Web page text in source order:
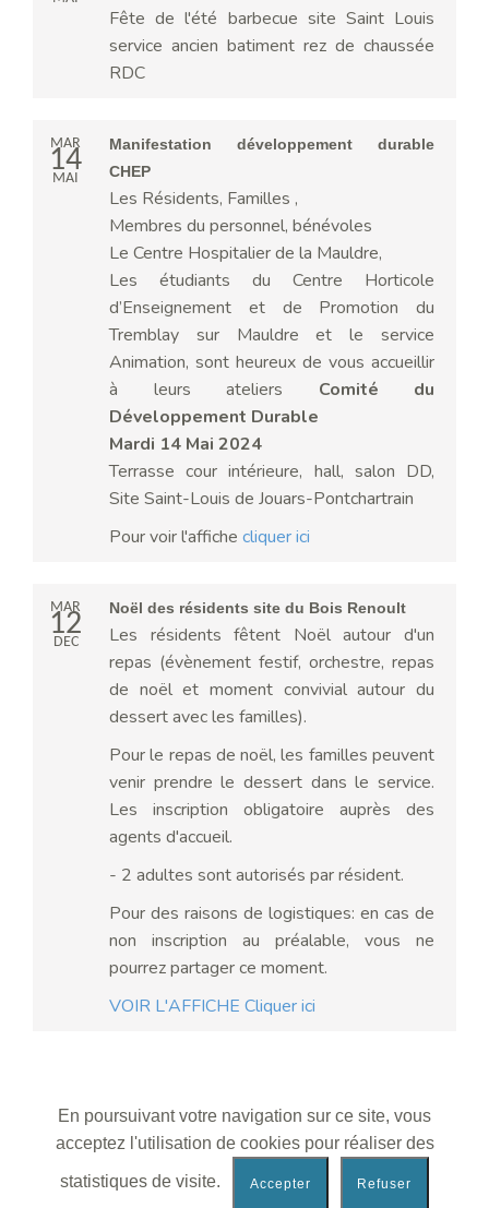
Fête de l'été barbecue site Saint Louis
service ancien batiment rez de chaussée
RDC
MAR
14
MAI
Manifestation développement durable
CHEP
Les Résidents, Familles ,
Membres du personnel, bénévoles
Le Centre Hospitalier de la Mauldre,
Les étudiants du Centre Horticole
d’Enseignement et de Promotion du
Tremblay sur Mauldre et le service
Animation, sont heureux de vous accueillir
à leurs ateliers Comité du
Développement Durable
Mardi 14 Mai 2024
Terrasse cour intérieure, hall, salon DD,
Site Saint-Louis de Jouars-Pontchartrain
Pour voir l'affiche cliquer ici
MAR
12
DEC
Noël des résidents site du Bois Renoult
Les résidents fêtent Noël autour d'un
repas (évènement festif, orchestre, repas
de noël et moment convivial autour du
dessert avec les familles).
Pour le repas de noël, les familles peuvent
venir prendre le dessert dans le service.
Les inscription obligatoire auprès des
agents d'accueil.
- 2 adultes sont autorisés par résident.
Pour des raisons de logistiques: en cas de
non inscription au préalable, vous ne
pourrez partager ce moment.
VOIR L'AFFICHE Cliquer ici
En poursuivant votre navigation sur ce site, vous
acceptez l'utilisation de cookies pour réaliser des
statistiques de visite.